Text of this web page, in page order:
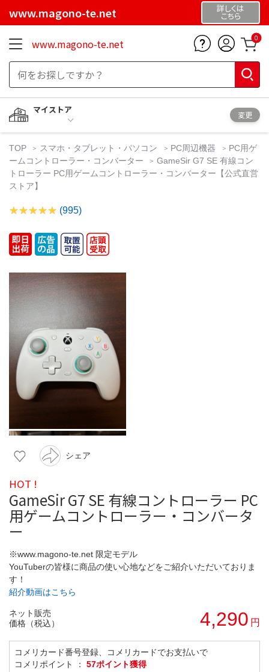
www.magono-te.net 詳しくは
こちら
www.magono-te.net 0
マイストア
変更
TOP スマホ・タブレット・パソコン PC周辺機器
PC用ゲ
ームコントローラー・コンバーター
GameSir G7 SE 有線コン
トローラー PC用ゲームコントローラー・コンバーター【公式直営
ストア】
(995)
シェア
HOT !
GameSir G7 SE 有線コントローラー PC
用ゲームコントローラー・コンバータ
ー
※www.magono-te.net 限定モデル
YouTuberの皆様に商品の使い心地などをご紹介いただいておりま
す！
紹介動画はこちら
ネット販売
価格（税込）
4,290 円
コメリカード番号登録、コメリカードでお支払いで
コメリポイント ： 57ポイント獲得